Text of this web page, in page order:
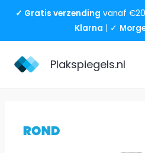
de
inhoud
✓ Gratis verzending vanaf
Klarna | ✓
Plakspiegels.nl
Oorspronkelijke
30x30